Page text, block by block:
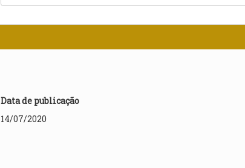
Data de publicação
14/07/2020